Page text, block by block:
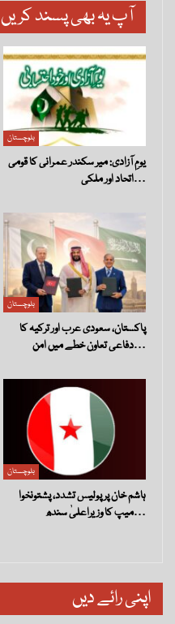
آپ یہ بھی پسند کریں
بلوچستان
یومِ آزادی: میر سکندر عمرانی کا قومی
اتحاد اور ملکی…
بلوچستان
پاکستان، سعودی عرب اور ترکیہ کا
دفاعی تعاون خطے میں امن…
بلوچستان
ہاشم خان پر پولیس تشدد، پشتونخوا
میپ کا وزیراعلیٰ سندھ…
اپنی رائے دیں